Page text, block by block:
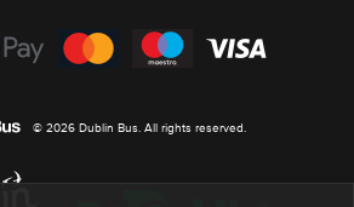
© 2026 Dublin Bus. All rights reserved.